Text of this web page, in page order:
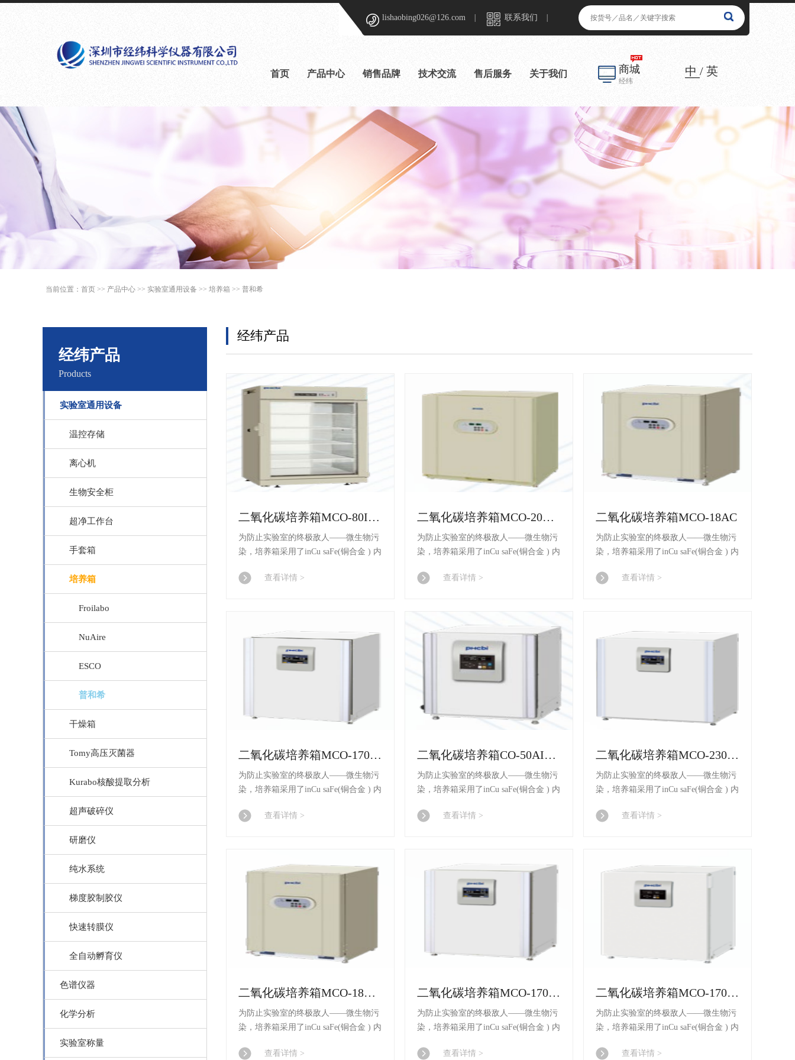
lishaobing026@126.com 联系我们
首页 产品中心 销售品牌 技术交流 售后服务 关于我们 商城
经纬
中 / 英
当前位置： 首页 >> 产品中心 >> 实验室通用设备 >> 培养箱 >> 普和希
经纬产品
Products
实验室通用设备
温控存储
离心机
生物安全柜
超净工作台
手套箱
培养箱
Froilabo
NuAire
ESCO
普和希
干燥箱
Tomy高压灭菌器
Kurabo核酸提取分析
超声破碎仪
研磨仪
纯水系统
梯度胶制胶仪
快速转膜仪
全自动孵育仪
色谱仪器
化学分析
实验室称量
经纬产品
二氧化碳培养箱MCO-80ICL-PC
为防止实验室的终极敌人——微生物污
染，培养箱采用了inCu saFe(铜合金 ) 内
消(过氧化氢) 毒灭菌系统 。
查看详情 >
二氧化碳培养箱MCO-20AIC
为防止实验室的终极敌人——微生物污
染，培养箱采用了inCu saFe(铜合金 ) 内
消(过氧化氢) 毒灭菌系统 。
查看详情 >
二氧化碳培养箱MCO-18AC
为防止实验室的终极敌人——微生物污
染，培养箱采用了inCu saFe(铜合金 ) 内
消(过氧化氢) 毒灭菌系统 。
查看详情 >
二氧化碳培养箱MCO-170AICDL/170AICUVDL-PC
为防止实验室的终极敌人——微生物污
染，培养箱采用了inCu saFe(铜合金 ) 内
消(过氧化氢) 毒灭菌系统 。
查看详情 >
二氧化碳培养箱CO-50AICL-PC
为防止实验室的终极敌人——微生物污
染，培养箱采用了inCu saFe(铜合金 ) 内
消(过氧化氢) 毒灭菌系统 。
查看详情 >
二氧化碳培养箱MCO-230AICUVL/230AICUVHL-PC
为防止实验室的终极敌人——微生物污
染，培养箱采用了inCu saFe(铜合金 ) 内
消(过氧化氢) 毒灭菌系统 。
查看详情 >
二氧化碳培养箱MCO-18AIC
为防止实验室的终极敌人——微生物污
染，培养箱采用了inCu saFe(铜合金 ) 内
消(过氧化氢) 毒灭菌系统 。
查看详情 >
二氧化碳培养箱MCO-170AICL/170AICUVL/170AICUVHL-PC
为防止实验室的终极敌人——微生物污
染，培养箱采用了inCu saFe(铜合金 ) 内
消(过氧化氢) 毒灭菌系统 。
查看详情 >
二氧化碳培养箱MCO-170ACL-PC
为防止实验室的终极敌人——微生物污
染，培养箱采用了inCu saFe(铜合金 ) 内
消(过氧化氢) 毒灭菌系统 。
查看详情 >